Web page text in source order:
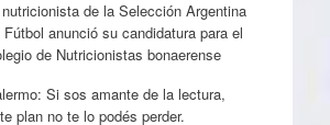
de la Selección Argentina
Fútbol anunció su candidatura para el
de Nutricionistas bonaerense
Si sos amante de la lectura,
plan no te lo podés perder.